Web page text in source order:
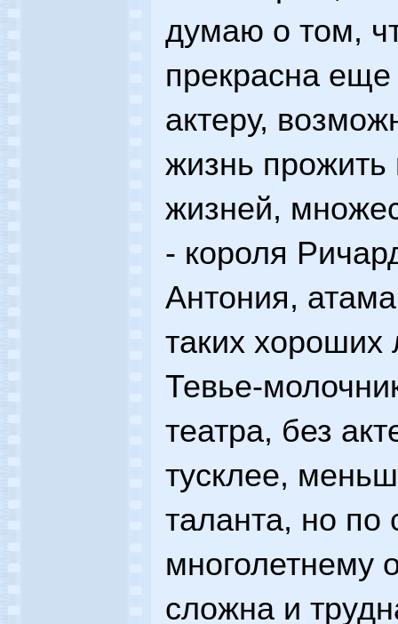
думаю о том,
прекрасна
актеру,
жизнь прожить
жизней,
- короля
Антония,
таких хороших
Тевье-
театра, без
тусклее,
таланта, но по
многолетнему
сложна и